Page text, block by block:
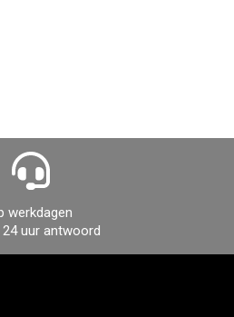
werkdagen
24 uur antwoord